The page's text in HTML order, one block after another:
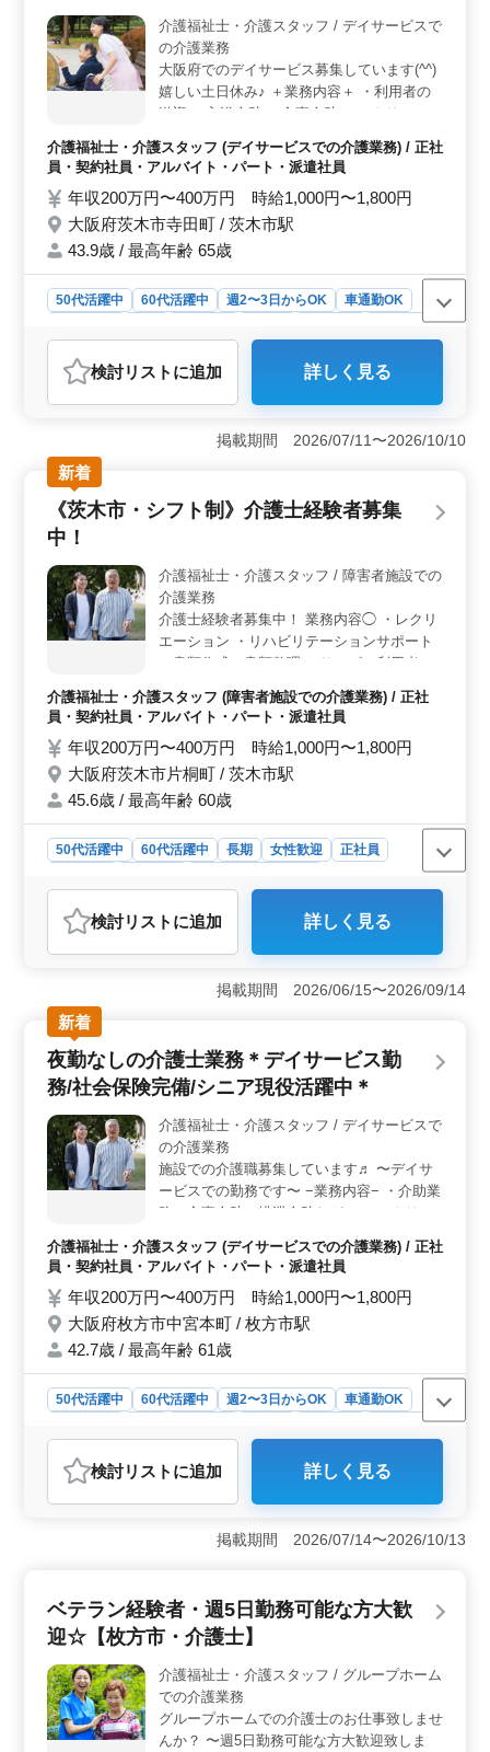
保険完備で、福利厚生も◎。キャリアを積みながら安定
収入も実現できます。
介護福祉士・介護スタッフ / デイサービスで
の介護業務
大阪府でのデイサービス募集しています(^^)
嬉しい土日休み♪ ＋業務内容＋ ・利用者の
送迎 ・入浴介助 ・食事介助 ・レクリエーシ
・経験者優遇制度あり ・社会保険完備 今ま
で培ってきた経験を後輩に継承していきませ
んか？ 気になった方はお気軽にお問い合わ
せください☆彡
介護福祉士・介護スタッフ (デイサービスでの介護業務) / 正社
員・契約社員・アルバイト・パート・派遣社員
年収200万円〜400万円 時給1,000円〜1,800円
大阪府茨木市寺田町 / 茨木市駅
43.9歳 / 最高年齢 65歳
50代活躍中 60代活躍中 週2〜3日からOK
車通勤OK
派遣社員
介護福祉士・介護スタッフ
おすすめポイント
＜夜勤なしのデイサービス勤務＞ 夜勤なしの勤務体制
で、仕事と生活のバランスを取りやすいです。 この求
人はデイサービスでの勤務であり、利用者の送迎や入浴
介助、食事介助、レクリエーション企画など多彩な業務
をおまかせします。 ＜経験者優遇制度あり＞ 経験
豊富な介護職の方にとって、経験者優遇制度があり、こ
れまでの経験を活かして活躍でき、自身の経験を他のス
社会保険完備＞ 社会保険が完備されており、安心して
働くことができます。 業務に専念して取り組める勤務
環境です。
検討リスト に追加 詳しく見る
掲載期間 2026/07/11〜2026/10/10
新着
《茨木市・シフト制》介護士経験者募集
中！
介護福祉士・介護スタッフ / 障害者施設での
介護業務
介護士経験者募集中！ 業務内容◯ ・レクリ
エーション ・リハビリテーションサポート
・書類作成、書類整理 ・サービス利用者の
3日以上相談可能) ＊日勤のみ応相談 ＊交通
費実費支給 今までの経験を活かせる方募集
中☆ 皆様のご応募お待ちしております！
介護福祉士・介護スタッフ (障害者施設での介護業務) / 正社
員・契約社員・アルバイト・パート・派遣社員
年収200万円〜400万円 時給1,000円〜1,800円
大阪府茨木市片桐町 / 茨木市駅
45.6歳 / 最高年齢 60歳
50代活躍中 60代活躍中 長期 女性歓迎
正社員
おすすめポイント
＜経験重視＞ 茨木市で介護士経験者募集中。 業務内
容はレクリエーションから相談まで幅広く、介護経験1年
以上、ヘルパー2級以上の資格をお持ちの方だからこそお
まかせできる内容です。 ＜働きやすい＞ シフト制
で週3日以上相談可能。日勤のみも応相談。交通費実費支
給。茨木市駅近くで通勤ラクラク。 50代・60代の方も
活躍中の施設で、ご経験を活かして新しい環境で活動し
万円、時給1,100円〜1,780円。通勤手当実費支給。雇
用・労災・健康・厚生の社会保険完備で、福利厚生面も
◎。 安心して業務に取り組める環境です。 皆様のご
応募お待ちしております。
検討リスト に追加 詳しく見る
掲載期間 2026/06/15〜2026/09/14
新着
夜勤なしの介護士業務＊デイサービス勤
務/社会保険完備/シニア現役活躍中＊
介護福祉士・介護スタッフ / デイサービスで
の介護業務
施設での介護職募集しています♬ 〜デイサ
ービスでの勤務です〜 −業務内容− ・介助業
務（食事介助、排泄介助など） ・レクリエ
書類作成、書類整理 ・サービス利用者の家
族との相談、助言 等 −特徴− ・年間休日111
日 ・車通勤可能 今までの生活を崩さずに転
職できます◎ 皆様のご応募お待ちしていま
す☆彡
介護福祉士・介護スタッフ (デイサービスでの介護業務) / 正社
員・契約社員・アルバイト・パート・派遣社員
年収200万円〜400万円 時給1,000円〜1,800円
大阪府枚方市中宮本町 / 枚方市駅
42.7歳 / 最高年齢 61歳
50代活躍中 60代活躍中 週2〜3日からOK
車通勤OK
派遣社員
介護福祉士・介護スタッフ
おすすめポイント
＜デイサービスでの多様な介護業務＞ ヘルパー2級以上
の資格を持ち、介護経験1年以上の方に適した職場です。
食事介助、排泄介助、レクリエーション、リハビリテー
の働きやすい環境です。 ＜ワークライフバランスの
充実＞ 正社員、契約社員、アルバイト、パート、派遣
勤務が可能で、夜勤がありません。年間休日は111日で、
仕事とプライベートとのバランスが取りやすく、健康的
な働き方が実現できます。 ＜安定した福利厚生＞
社会保険が完備されており、安心して長期的に勤務する
検討リスト に追加 詳しく見る
掲載期間 2026/07/14〜2026/10/13
ベテラン経験者・週5日勤務可能な方大歓
迎☆【枚方市・介護士】
介護福祉士・介護スタッフ / グループホーム
での介護業務
グループホームでの介護士のお仕事致しませ
んか？ 〜週5日勤務可能な方大歓迎致しま